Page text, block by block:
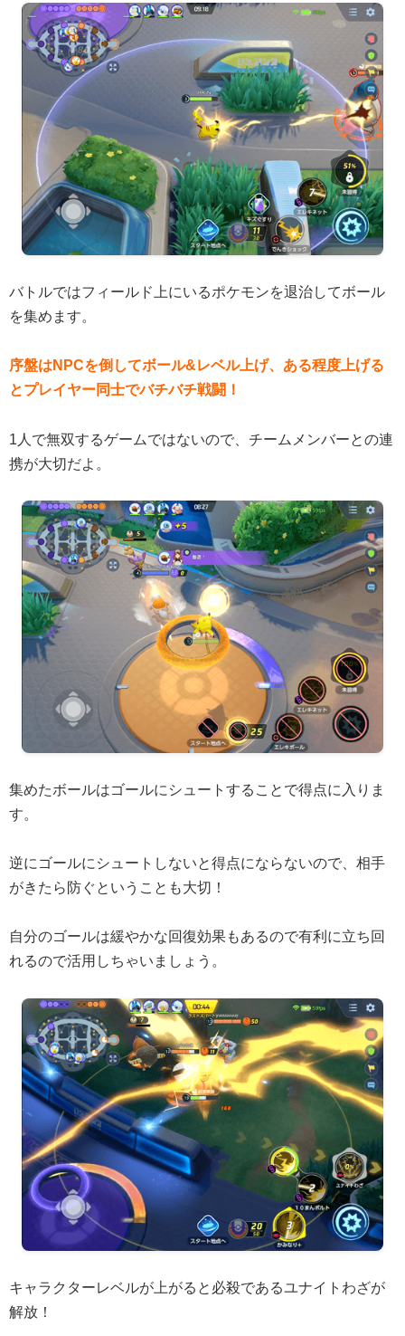
バトルではフィールド上にいるポケモンを退治してボール
を集めます。
序盤はNPCを倒してボール&レベル上げ、ある程度上げる
とプレイヤー同士でバチバチ戦闘！
1人で無双するゲームではないので、チームメンバーとの連
携が大切だよ。
集めたボールはゴールにシュートすることで得点に入りま
す。
逆にゴールにシュートしないと得点にならないので、相手
がきたら防ぐということも大切！
自分のゴールは緩やかな回復効果もあるので有利に立ち回
れるので活用しちゃいましょう。
キャラクターレベルが上がると必殺であるユナイトわざが
解放！